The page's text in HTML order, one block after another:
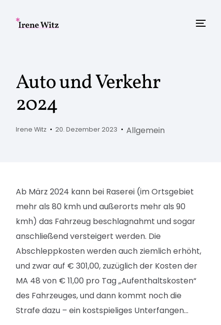
Auto und Verkehr
2024
Irene Witz 20. Dezember 2023 Allgemein
Ab März 2024 kann bei Raserei (im Ortsgebiet
mehr als 80 kmh und außerorts mehr als 90
kmh) das Fahrzeug beschlagnahmt und sogar
anschließend versteigert werden. Die
Abschleppkosten werden auch ziemlich erhöht,
und zwar auf € 301,00, zuzüglich der Kosten der
MA 48 von € 11,00 pro Tag „Aufenthaltskosten“
des Fahrzeuges, und dann kommt noch die
Strafe dazu – ein kostspieliges Unterfangen…